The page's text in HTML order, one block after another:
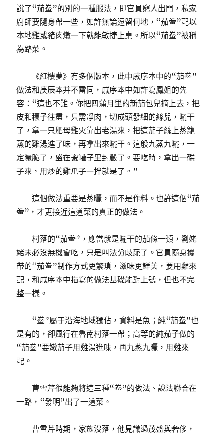
說了“茄鲞”的別的一種服法，即官員窮人出門，私家
廚師要隨身帶一些，如許無論逗留何地，“茄鲞”配以
本地雞或豬肉燉一下就能敏捷上桌。所以“茄鲞”被稱
為路菜。
《紅樓夢》有多個版本，此中戚序本中的“茄鲞”
做法和庚辰本并不雷同，戚序本中如許寫鳳姐的先
容：“這也不難。你把四蒲月里的新茄包兒摘上去，把
皮和穰子往盡，只需凈肉，切成頭發細的絲兒，曬干
了，拿一只肥母雞火靠出老湯來，把這茄子絲上蒸籠
蒸的雞湯進了味，再拿出來曬干。這般九蒸九曬，一
定曬脆了，盛在瓷罐子里封嚴了。要吃時，拿出一碟
子來，用炒的雞爪子一拌就是了。”
這個做法重要是蒸曬，而不是作料。也許這個“茄
鲞”，才更接近這道菜的真正的做法。
村落的“茄鲞”，應當就是曬干的茄條一類，劉姥
姥未必沒無機會吃，只是叫法分歧罷了。官員隨身攜
帶的“茄鲞”制作方式更繁瑣，滋味更鮮美，要用雞來
配，和戚序本中描寫的做法基礎能對上號，但也不完
整一樣。
“鲞”屬于沿海地域獨佔，資料是魚；純“茄鲞”也
是有的，卻風行在魯南村落一帶；高等的純茄子做的
“茄鲞”要嫩茄子用雞湯進味，再九蒸九曬，用雞來
配。
曹雪芹很能夠將這三種“鲞”的做法、說法聯合在
一路，“發明”出了一道菜。
曹雪芹時期，家族沒落，他見識過茂盛與奢侈，